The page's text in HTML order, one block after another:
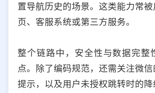
置导航历史的场景。这类能力常
页、客服系统或第三方服务。
整个链路中，安全性与数据完整
点。除了编码规范，还需关注微
提示，以及用户未授权跳转时的